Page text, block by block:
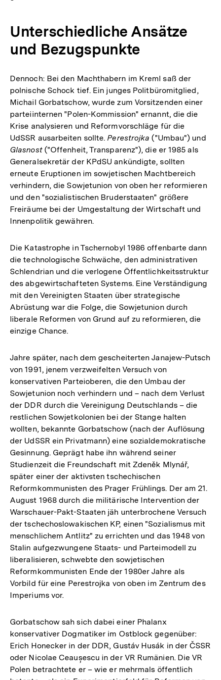
Unterschiedliche Ansätze
und Bezugspunkte
Dennoch: Bei den Machthabern im Kreml saß der
polnische Schock tief. Ein junges Politbüromitglied,
Michail Gorbatschow, wurde zum Vorsitzenden einer
parteiinternen "Polen-Kommission" ernannt, die die
Krise analysieren und Reformvorschläge für die
UdSSR ausarbeiten sollte. Perestrojka ("Umbau") und
Glasnost("Offenheit, Transparenz"), die er 1985 als
Generalsekretär der KPdSU ankündigte, sollten
erneute Eruptionen im sowjetischen Machtbereich
verhindern, die Sowjetunion von oben her reformieren
und den "sozialistischen Bruderstaaten" größere
Freiräume bei der Umgestaltung der Wirtschaft und
Innenpolitik gewähren.
Die Katastrophe in Tschernobyl 1986 offenbarte dann
die technologische Schwäche, den administrativen
Schlendrian und die verlogene Öffentlichkeitsstruktur
des abgewirtschafteten Systems. Eine Verständigung
mit den Vereinigten Staaten über strategische
Abrüstung war die Folge, die Sowjetunion durch
liberale Reformen von Grund auf zu reformieren, die
einzige Chance.
Jahre später, nach dem gescheiterten Janajew-Putsch
von 1991, jenem verzweifelten Versuch von
konservativen Parteioberen, die den Umbau der
Sowjetunion noch verhindern und – nach dem Verlust
der DDR durch die Vereinigung Deutschlands – die
restlichen Sowjetkolonien bei der Stange halten
wollten, bekannte Gorbatschow (nach der Auflösung
der UdSSR ein Privatmann) eine sozialdemokratische
Gesinnung. Geprägt habe ihn während seiner
Studienzeit die Freundschaft mit Zdeněk Mlynář,
später einer der aktivsten tschechischen
Reformkommunisten des Prager Frühlings. Der am 21.
August 1968 durch die militärische Intervention der
Warschauer-Pakt-Staaten jäh unterbrochene Versuch
der tschechoslowakischen KP, einen "Sozialismus mit
menschlichem Antlitz" zu errichten und das 1948 von
Stalin aufgezwungene Staats- und Parteimodell zu
liberalisieren, schwebte den sowjetischen
Reformkommunisten Ende der 1980er Jahre als
Vorbild für eine Perestrojka von oben im Zentrum des
Imperiums vor.
Gorbatschow sah sich dabei einer Phalanx
konservativer Dogmatiker im Ostblock gegenüber:
Erich Honecker in der DDR, Gustáv Husák in der ČSSR
oder Nicolae Ceaușescu in der VR Rumänien. Die VR
Polen betrachtete er – wie er mehrmals öffentlich